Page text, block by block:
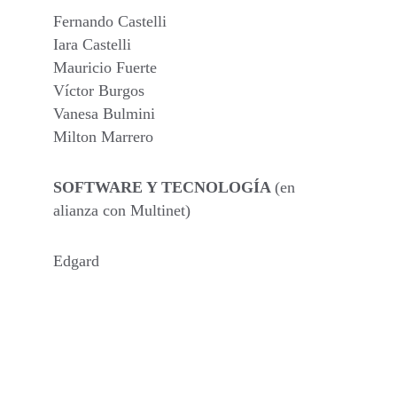
Fernando Castelli
Iara Castelli
Mauricio Fuerte
Víctor Burgos
Vanesa Bulmini
Milton Marrero
SOFTWARE Y TECNOLOGÍA (en
alianza con Multinet)
Edgard